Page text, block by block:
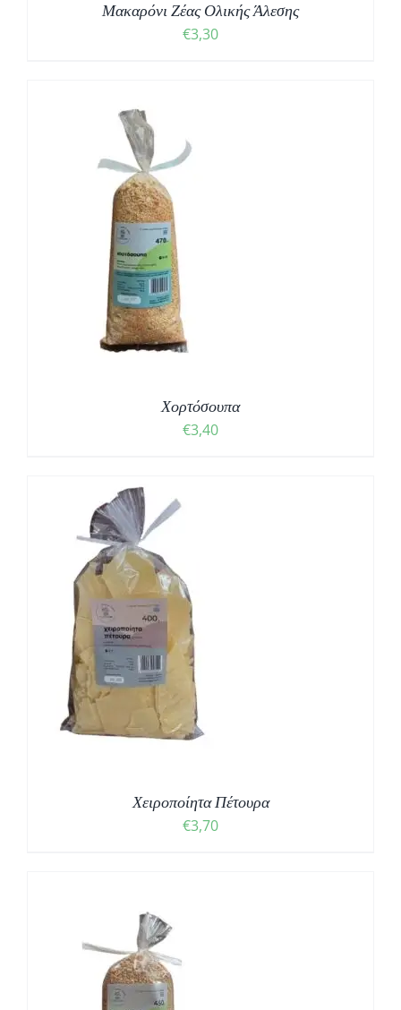
Μακαρόνι Ζέας Ολικής Άλεσης
€3,30
Χορτόσουπα
€3,40
Χειροποίητα Πέτουρα
€3,70